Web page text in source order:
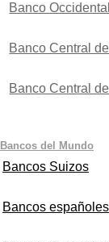
Banco
Banco Central
Banco Central
Bancos del Mundo
Bancos Suizos
Bancos españoles